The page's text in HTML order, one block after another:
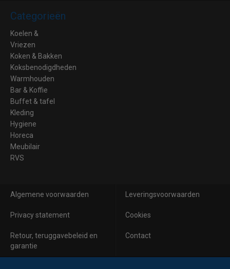
Categorieën
Koelen &
Vriezen
Koken & Bakken
Koksbenodigdheden
Warmhouden
Bar & Koffie
Buffet & tafel
Kleding
Hygiene
Horeca
Meubilair
RVS
Algemene voorwaarden Leveringsvoorwaarden
Privacy statement Cookies
Retour, teruggavebeleid en
garantie
Contact